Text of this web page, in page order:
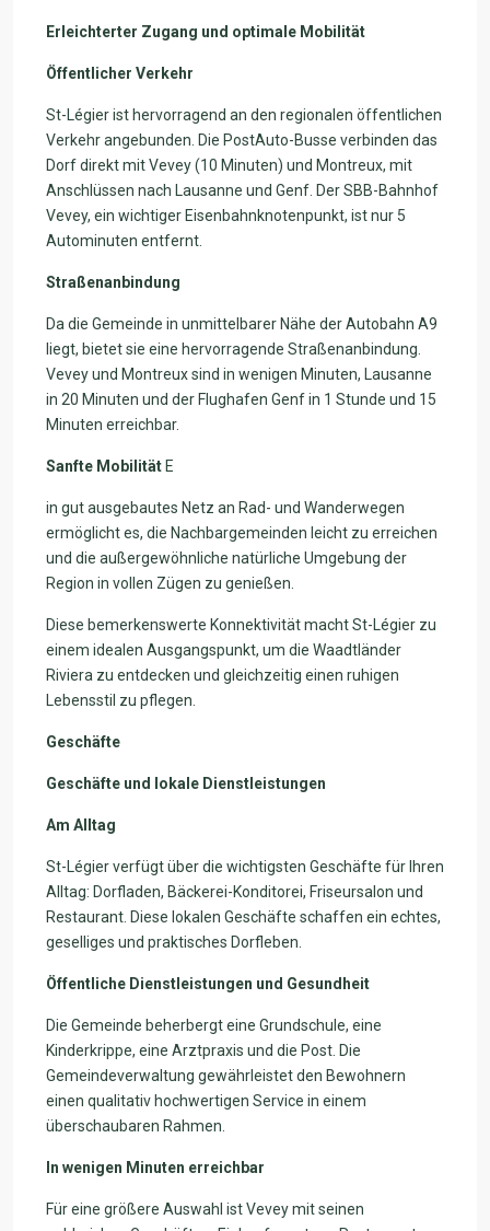
Erleichterter Zugang und optimale Mobilität
Öffentlicher Verkehr
St-Légier ist hervorragend an den regionalen öffentlichen
Verkehr angebunden. Die PostAuto-Busse verbinden das
Dorf direkt mit Vevey (10 Minuten) und Montreux, mit
Anschlüssen nach Lausanne und Genf. Der SBB-Bahnhof
Vevey, ein wichtiger Eisenbahnknotenpunkt, ist nur 5
Autominuten entfernt.
Straßenanbindung
Da die Gemeinde in unmittelbarer Nähe der Autobahn A9
liegt, bietet sie eine hervorragende Straßenanbindung.
Vevey und Montreux sind in wenigen Minuten, Lausanne
in 20 Minuten und der Flughafen Genf in 1 Stunde und 15
Minuten erreichbar.
Sanfte Mobilität E
in gut ausgebautes Netz an Rad- und Wanderwegen
ermöglicht es, die Nachbargemeinden leicht zu erreichen
und die außergewöhnliche natürliche Umgebung der
Region in vollen Zügen zu genießen.
Diese bemerkenswerte Konnektivität macht St-Légier zu
einem idealen Ausgangspunkt, um die Waadtländer
Riviera zu entdecken und gleichzeitig einen ruhigen
Lebensstil zu pflegen.
Geschäfte
Geschäfte und lokale Dienstleistungen
Am Alltag
St-Légier verfügt über die wichtigsten Geschäfte für Ihren
Alltag: Dorfladen, Bäckerei-Konditorei, Friseursalon und
Restaurant. Diese lokalen Geschäfte schaffen ein echtes,
geselliges und praktisches Dorfleben.
Öffentliche Dienstleistungen und Gesundheit
Die Gemeinde beherbergt eine Grundschule, eine
Kinderkrippe, eine Arztpraxis und die Post. Die
Gemeindeverwaltung gewährleistet den Bewohnern
einen qualitativ hochwertigen Service in einem
überschaubaren Rahmen.
In wenigen Minuten erreichbar
Für eine größere Auswahl ist Vevey mit seinen